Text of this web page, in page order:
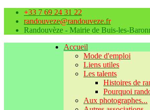
+33 7 69 24 31 22
randouveze@randouveze.fr
Randouvèze - Mairie de Buis-les-
Accueil
Mode d'emploi
Liens utiles
Les talents
Histoires de
Pourquoi
Aux photographes...